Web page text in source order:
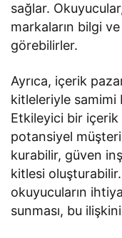
sağlar.
markaların bilgi
görebilirler.
Ayrıca, içerik
kitleleriyle samimi
Etkileyici bir
potansiyel
kurabilir, güven
kitlesi
okuyucuların
sunması, bu